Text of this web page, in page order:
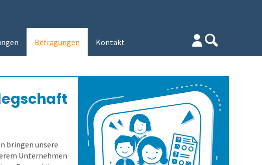
Befragungen Kontakt
bringen unsere
Unternehmen